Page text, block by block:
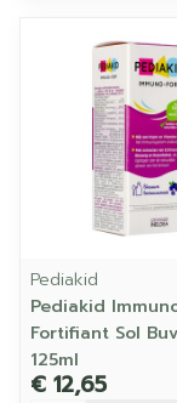
Pediakid
Pediakid
Fortifiant Sol
125ml
€ 12,65